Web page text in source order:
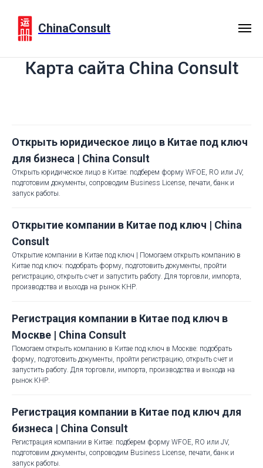
ChinaConsult
Карта сайта China Consult
Открыть юридическое лицо в Китае под ключ
для бизнеса | China Consult
Открыть юридическое лицо в Китае: подберем форму WFOE, RO или JV,
подготовим документы, сопроводим Business License, печати, банк и
запуск работы.
Открытие компании в Китае под ключ | China
Consult
Открытие компании в Китае под ключ | Помогаем открыть компанию в
Китае под ключ: подобрать форму, подготовить документы, пройти
регистрацию, открыть счет и запустить работу. Для торговли, импорта,
производства и выхода на рынок КНР.
Регистрация компании в Китае под ключ в
Москве | China Consult
Помогаем открыть компанию в Китае под ключ в Москве: подобрать
форму, подготовить документы, пройти регистрацию, открыть счет и
запустить работу. Для торговли, импорта, производства и выхода на
рынок КНР.
Регистрация компании в Китае под ключ для
бизнеса | China Consult
Регистрация компании в Китае: подберем форму WFOE, RO или JV,
подготовим документы, сопроводим Business License, печати, банк и
запуск работы.